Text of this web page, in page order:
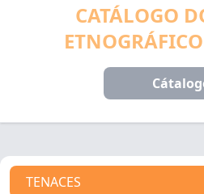
CATÁLOGO
TENACES